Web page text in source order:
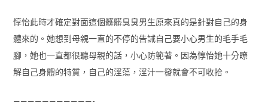
惇怡此時才確定對面這個髒髒臭臭男生原來真的是針對自己的身
體來的。她想到母親一直的不停的告誡自己要小心男生的毛手毛
腳，她也一直都很聽母親的話，小心防範著。因為惇怡她十分瞭
解自己身體的特質，自己的淫蕩，淫汁一發就會不可收拾。
———————————-